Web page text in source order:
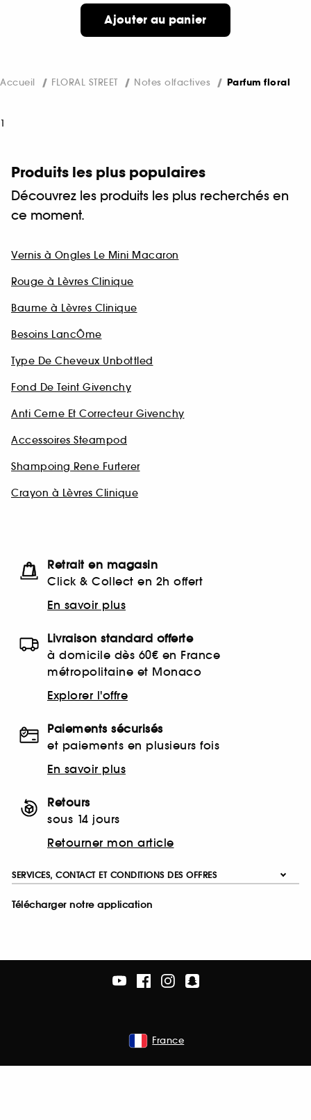
Ajouter au panier
Accueil FLORAL STREET Notes olfactives Parfum floral
1
Produits les plus populaires
Découvrez les produits les plus recherchés en
ce moment.
Vernis à Ongles Le Mini Macaron
Rouge à Lèvres Clinique
Baume à Lèvres Clinique
Besoins LancÔme
Type De Cheveux Unbottled
Fond De Teint Givenchy
Anti Cerne Et Correcteur Givenchy
Accessoires Steampod
Shampoing Rene Furterer
Crayon à Lèvres Clinique
Retrait en magasin
Click & Collect en 2h offert
En savoir plus
Livraison standard offerte
à domicile dès 60€ en France
métropolitaine et Monaco
Explorer l'offre
Paiements sécurisés
et paiements en plusieurs fois
En savoir plus
Retours
sous 14 jours
Retourner mon article
SERVICES, CONTACT ET CONDITIONS DES OFFRES
Télécharger notre application
France